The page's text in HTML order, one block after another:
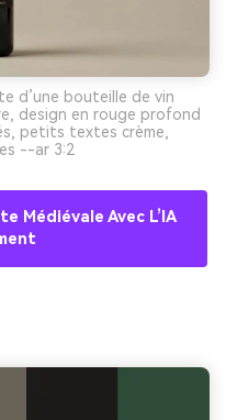
d’une bouteille de vin
design en rouge profond
petits textes crème,
--ar 3:2
Médiévale Avec L’IA